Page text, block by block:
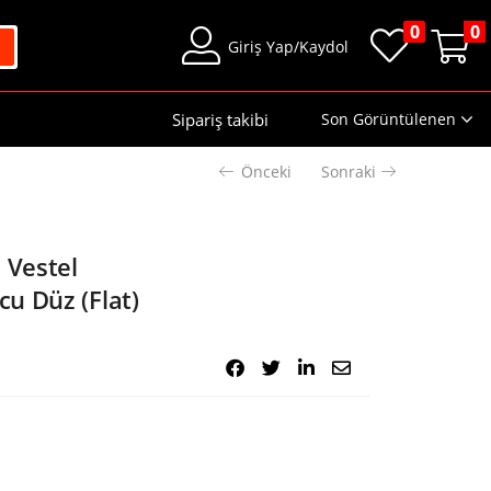
Giriş Yap/Kaydol
0 0
Sipariş takibi Son Görüntülenen
Önceki Sonraki
Düz (Flat)